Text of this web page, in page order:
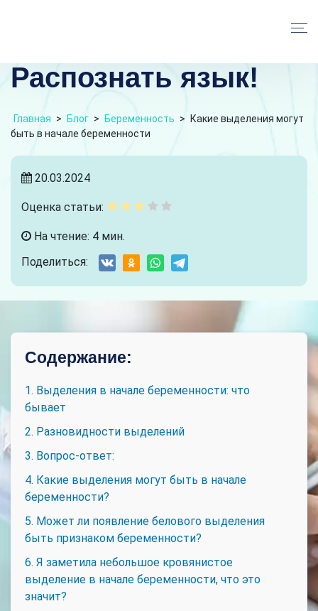
Распознать язык!
Главная > Блог > Беременность >
Какие выделения могут
быть в начале беременности
20.03.2024
Оценка статьи:
На чтение: 4 мин.
Поделиться:
Содержание:
1. Выделения в начале беременности: что
бывает
2. Разновидности выделений
3. Вопрос-ответ:
4. Какие выделения могут быть в начале
беременности?
5. Может ли появление белового выделения
быть признаком беременности?
6. Я заметила небольшое кровянистое
выделение в начале беременности, что это
значит?